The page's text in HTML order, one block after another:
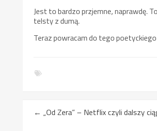
Jest to bardzo przjemne, naprawdę.
telsty z dumą.
Teraz powracam do tego
← „Od Zera” – Netflix czyli dalszy